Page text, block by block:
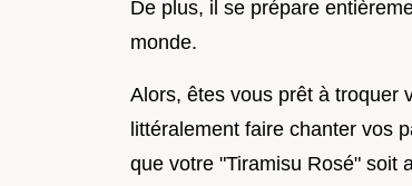
De plus, il se prépare
monde.
Alors, êtes vous prêt à troquer
littéralement faire chanter vos
que votre "Tiramisu Rosé" soit